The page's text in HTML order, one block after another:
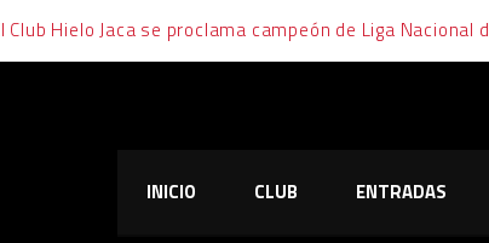
INICIO CLUB ENTRADAS